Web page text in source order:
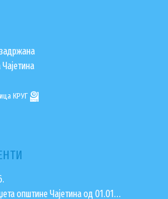
КРУГ
општине Чајетина од 01.01…